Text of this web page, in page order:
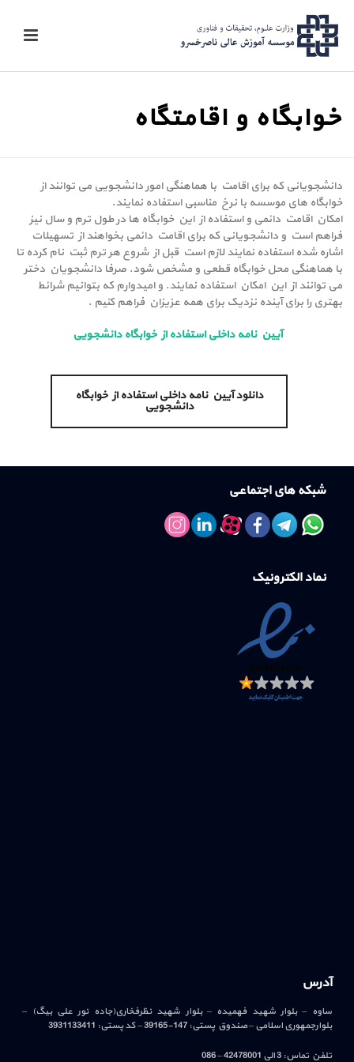
خوابگاه و اقامتگاه
دانشجویانی که برای اقامت با هماهنگی امور دانشجویی می توانند از
خوابگاه های موسسه با نرخ مناسبی استفاده نمایند.
امکان اقامت دائمی و استفاده از این خوابگاه ها در طول ترم و سال نیز
فراهم است و دانشجویانی که برای اقامت دائمی بخواهند از تسهیلات
اشاره شده استفاده نمایند لازم است قبل از شروع هر ترم ثبت نام کرده تا
با هماهنگی محل خوابگاه قطعی و مشخص شود. صرفا دانشجویان دختر
می توانند از این امکان استفاده نمایند. و امیدوارم که بتوانیم شرائط
بهتری را برای آینده نزدیک برای همه عزیزان فراهم کنیم .
آیین نامه داخلی استفاده از خوابگاه دانشجویی
دانلود آیین نامه داخلی استفاده از خوابگاه
دانشجویی
شبکه های اجتماعی
نماد الکترونیک
آدرس
ساوه – بلوار شهید فهمیده – بلوار شهید نظرفخاری(جاده نور علی بیگ) –
بلوارجمهوری اسلامی – صندوق پستی: 147-39165 – کد پستی: 3931133411
تلفن تماس: 3 الی 42478001 – 086